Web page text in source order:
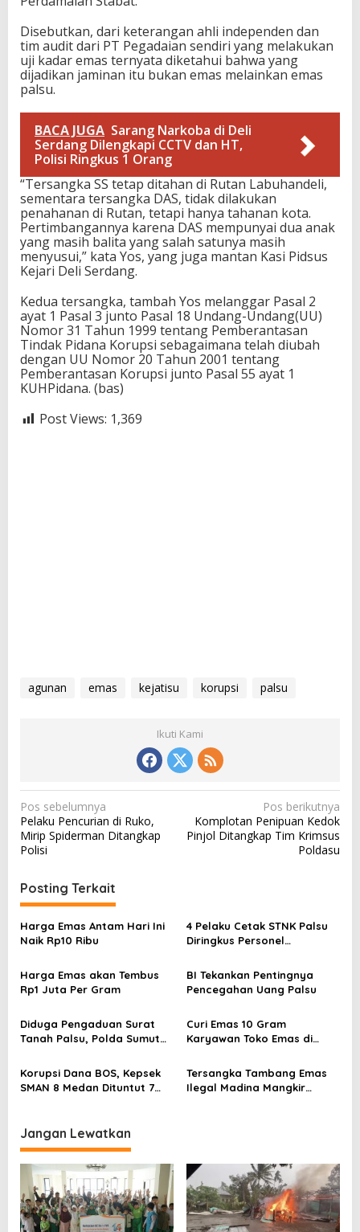
Disebutkan, dari keterangan ahli independen dan
tim audit dari PT Pegadaian sendiri yang melakukan
uji kadar emas ternyata diketahui bahwa yang
dijadikan jaminan itu bukan emas melainkan emas
palsu.
BACA JUGA Sarang Narkoba di Deli
Serdang Dilengkapi CCTV dan HT,
Polisi Ringkus 1 Orang
“Tersangka SS tetap ditahan di Rutan Labuhandeli,
sementara tersangka DAS, tidak dilakukan
penahanan di Rutan, tetapi hanya tahanan kota.
Pertimbangannya karena DAS mempunyai dua anak
yang masih balita yang salah satunya masih
menyusui,” kata Yos, yang juga mantan Kasi Pidsus
Kejari Deli Serdang.
Kedua tersangka, tambah Yos melanggar Pasal 2
ayat 1 Pasal 3 junto Pasal 18 Undang-Undang(UU)
Nomor 31 Tahun 1999 tentang Pemberantasan
Tindak Pidana Korupsi sebagaimana telah diubah
dengan UU Nomor 20 Tahun 2001 tentang
Pemberantasan Korupsi junto Pasal 55 ayat 1
KUHPidana. (bas)
Post Views: 1,369
agunan emas kejatisu korupsi palsu
Ikuti Kami
N
a
v
g
a
s
p
s
Pos sebelumnya
Pelaku Pencurian di Ruko,
Mirip Spiderman Ditangkap
Polisi
Pos berikutnya
Komplotan Penipuan Kedok
Pinjol Ditangkap Tim Krimsus
Poldasu
Posting Terkait
Harga Emas Antam Hari Ini
Naik Rp10 Ribu
4 Pelaku Cetak STNK Palsu
Diringkus Personel
Harga Emas akan Tembus
Rp1 Juta Per Gram
BI Tekankan Pentingnya
Pencegahan Uang Palsu
Diduga Pengaduan Surat
Tanah Palsu, Polda Sumut
Labuhanbatu
Curi Emas 10 Gram
Karyawan Toko Emas di
Korupsi Dana BOS, Kepsek
SMAN 8 Medan Dituntut 7
Tersangka Tambang Emas
Ilegal Madina Mangkir
Jangan Lewatkan